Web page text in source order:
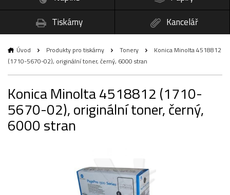
Tiskárny
Kancelář
Úvod Produkty pro tiskárny Tonery
Konica Minolta 4518812
(1710-5670-02), originální toner, černý, 6000 stran
Konica Minolta 4518812 (1710-
5670-02), originální toner, černý,
6000 stran